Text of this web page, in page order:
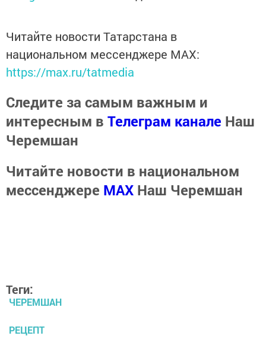
Читайте новости Татарстана в
национальном мессенджере MАХ:
https://max.ru/tatmedia
Следите за самым важным и
интересным в Телеграм канале Наш
Черемшан
Читайте новости в национальном
мессенджере MАХ Наш Черемшан
Теги:
ЧЕРЕМШАН
РЕЦЕПТ